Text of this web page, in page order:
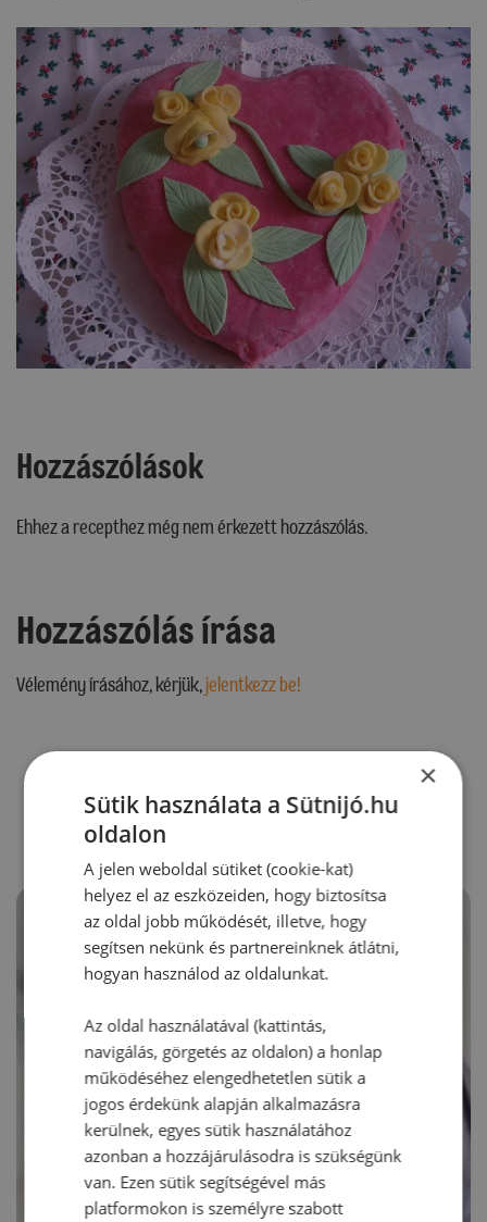
Hozzászólások
Ehhez a recepthez még nem érkezett hozzászólás.
Hozzászólás írása
Vélemény írásához, kérjük,jelentkezz be!
RECEPTAJÁNLÓ ×
Sütik használata a Sütnijó.hu
oldalon
A jelen weboldal sütiket (cookie-kat)
helyez el az eszközeiden, hogy biztosítsa
az oldal jobb működését, illetve, hogy
segítsen nekünk és partnereinknek átlátni,
hogyan használod az oldalunkat.
Az oldal használatával (kattintás,
navigálás, görgetés az oldalon) a honlap
működéséhez elengedhetetlen sütik a
jogos érdekünk alapján alkalmazásra
kerülnek, egyes sütik használatához
azonban a hozzájárulásodra is szükségünk
van. Ezen sütik segítségével más
platformokon is személyre szabott